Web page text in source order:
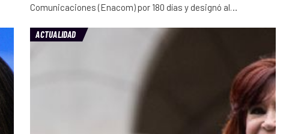
Comunicaciones (Enacom) por 180 días y designó al…
ACTUALIDAD